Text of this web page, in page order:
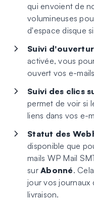
qui envoient de
volumineuses
d'espace disque
Suivi
activée, vous
ouvert vos e-
Suivi des clics
permet de voir si
liens dans vos e-
Statut des
disponible que
mails WP Mail
sur Abonné.
jour vos journaux
livraison.